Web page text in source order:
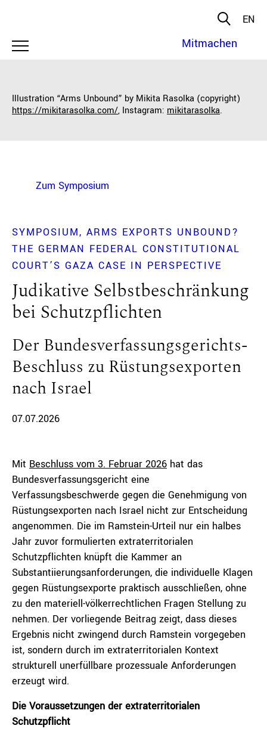
EN
Mitmachen
Illustration “Arms Unbound” by Mikita Rasolka (copyright)
https://mikitarasolka.com/, Instagram: mikitarasolka.
Zum Symposium
SYMPOSIUM
ARMS EXPORTS UNBOUND?
THE GERMAN FEDERAL CONSTITUTIONAL
COURT’S GAZA CASE IN PERSPECTIVE
Judikative Selbstbeschränkung
bei Schutzpflichten
Der Bundesverfassungsgerichts-
Beschluss zu Rüstungsexporten
nach Israel
07.07.2026
Mit Beschluss vom 3. Februar 2026 hat das
Bundesverfassungsgericht eine
Verfassungsbeschwerde gegen die Genehmigung von
Rüstungsexporten nach Israel nicht zur Entscheidung
angenommen. Die im Ramstein-Urteil nur ein halbes
Jahr zuvor formulierten extraterritorialen
Schutzpflichten knüpft die Kammer an
Substantiierungsanforderungen, die individuelle Klagen
gegen Rüstungsexporte praktisch ausschließen, ohne
zu den materiell-völkerrechtlichen Fragen Stellung zu
nehmen. Der vorliegende Beitrag zeigt, dass dieses
Ergebnis nicht zwingend durch Ramstein vorgegeben
ist, sondern durch im extraterritorialen Kontext
strukturell unerfüllbare prozessuale Anforderungen
erzeugt wird.
Die Voraussetzungen der extraterritorialen
Schutzpflicht